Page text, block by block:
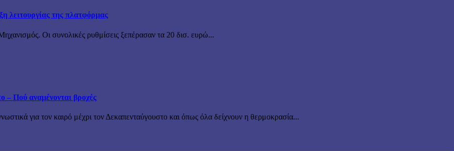
λειτουργίας της πλατφόρμας
Οι συνολικές ρυθμίσεις ξεπέρασαν τα 20 δισ. ευρώ...
– Πού αναμένονται βροχές
για τον καιρό μέχρι τον Δεκαπενταύγουστο και όπως όλα δείχνουν η θερμοκρασία...